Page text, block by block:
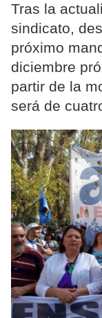
Tras la
sindicato,
próximo
diciembre
partir de la
será de